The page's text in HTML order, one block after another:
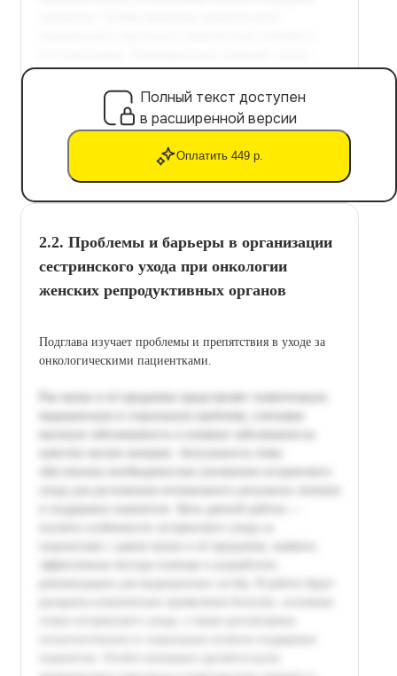
Полный текст доступен
в расширенной версии
Оплатить 449 р.
2.2. Проблемы и барьеры в организации
сестринского ухода при онкологии
женских репродуктивных органов
Подглава изучает проблемы и препятствия в уходе за
онкологическими пациентками.